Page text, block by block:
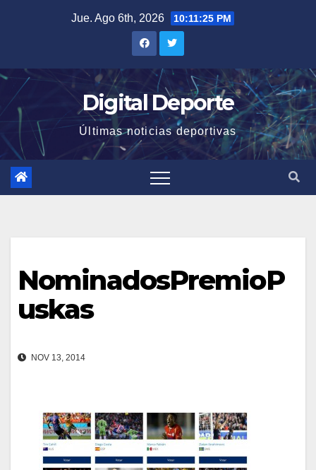
Jue. Ago 6th, 2026 10:11:26 PM
Digital Deporte
Últimas noticias deportivas
NominadosPremioP
uskas
NOV 13, 2014